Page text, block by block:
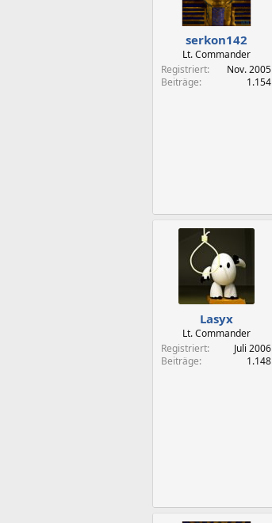
serkon142
Lt. Commander
Registriert
Nov. 2005
Beiträge
1.154
Lasyx
Lt. Commander
Registriert
Juli 2006
Beiträge
1.148